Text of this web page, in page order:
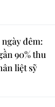
đêm:
90% thu
liệt sỹ